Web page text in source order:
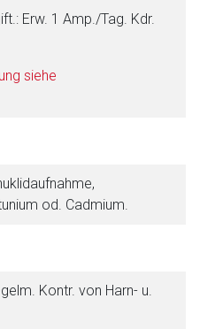
Erw. 1 Amp./Tag. Kdr.
siehe
od. Cadmium.
Kontr. von Harn- u.
öffnet eine externe Web-
gelten dort ggf. andere